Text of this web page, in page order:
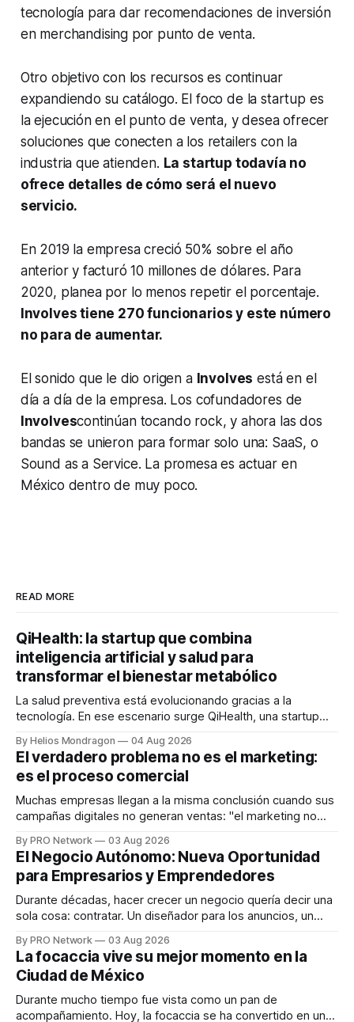
tecnología para dar recomendaciones de inversión
en merchandising por punto de venta.
Otro objetivo con los recursos es continuar
expandiendo su catálogo. El foco de lastartup es
la ejecución en el punto de venta, y desea ofrecer
soluciones que conecten a los retailers con la
industria que atienden. La startup todavía no
ofrece detalles de cómo será el nuevo
servicio.
En 2019 la empresa creció 50% sobre el año
anterior y facturó 10 millones de dólares. Para
2020, planea por lo menos repetir el porcentaje.
Involves tiene 270 funcionarios y este número
no para de aumentar.
El sonido que le dio origen a Involves está en el
día a día de la empresa. Los cofundadores de
Involvescontinúan tocando rock, y ahora las dos
bandas se unieron para formar solo una: SaaS, o
Sound as a Service. La promesa es actuar en
México dentro de muy poco.
READ MORE
QiHealth: la startup que combina
inteligencia artificial y salud para
transformar el bienestar metabólico
La salud preventiva está evolucionando gracias a la
tecnología. En ese escenario surge QiHealth, una startup
dispositivos inteligentes, inteligencia artificial y monitoreo
en tiempo real para ayudar a las personas a tomar mejores
decisiones sobre su salud metabólica. Su propuesta busca
responder
By Helios Mondragon 04 Aug 2026
El verdadero problema no es el marketing:
es el proceso comercial
Muchas empresas llegan a la misma conclusión cuando sus
campañas digitales no generan ventas: "el marketing no
INTERIUS, el problema suele estar en otro lugar. Durante
una entrevista para el podcast SER PRO, el especialista en
marketing digital explicó que
By PRO Network 03 Aug 2026
El Negocio Autónomo: Nueva Oportunidad
para Empresarios y Emprendedores
Durante décadas, hacer crecer un negocio quería decir una
sola cosa: contratar. Un diseñador para los anuncios, un
para los textos, alguien que supiera de publicidad digital
para encontrar prospectos, un vendedor para atender
llamadas y mensajes, y —con suerte— una persona
By PRO Network 03 Aug 2026
La focaccia vive su mejor momento en la
Ciudad de México
Durante mucho tiempo fue vista como un pan de
acompañamiento. Hoy, la focaccia se ha convertido en uno